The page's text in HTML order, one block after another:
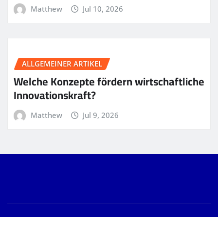
Matthew Jul 10, 2026
ALLGEMEINER ARTIKEL
Welche Konzepte fördern wirtschaftliche
Innovationskraft?
Matthew Jul 9, 2026